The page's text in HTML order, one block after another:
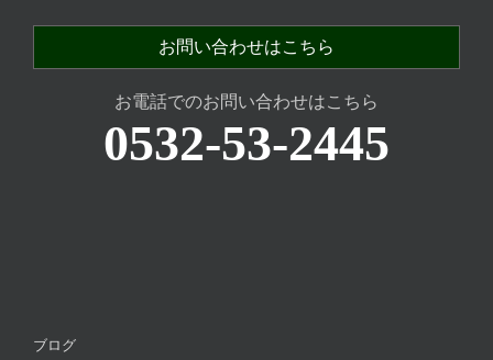
お問い合わせはこちら
お電話でのお問い合わせはこちら
0532-53-2445
ブログ